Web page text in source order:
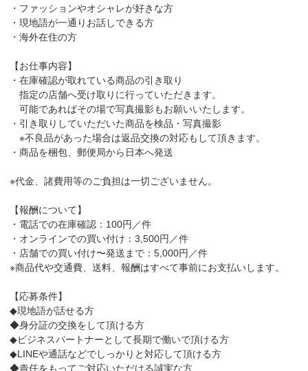
・ファッションやオシャレが好きな方
・現地語が一通りお話しできる方
・海外在住の方
【お仕事内容】
・在庫確認が取れている商品の引き取り
指定の店舗へ受け取りに行っていただきます。
可能であればその場で写真撮影もお願いいたします。
・引き取りしていただいた商品を検品・写真撮影
※不良品があった場合は返品交換の対応もして頂きます。
・商品を梱包、郵便局から日本へ発送
※代金、諸費用等のご負担は一切ございません。
【報酬について】
・電話での在庫確認：100円／件
・オンラインでの買い付け：3,500円／件
・店舗での買い付け〜発送まで：5,000円／件
※商品代や交通費、送料、報酬はすべて事前にお支払いします。
【応募条件】
◆現地語が話せる方
◆身分証の交換をして頂ける方
◆ビジネスパートナーとして長期で働いで頂ける方
◆LINEや通話などでしっかりと対応して頂ける方
◆責任をもってご対応いただける誠実な方